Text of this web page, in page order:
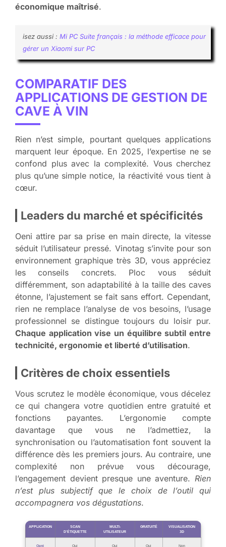
économique maîtrisé.
isez aussi : Mi PC Suite français : la méthode efficace pour
gérer un Xiaomi sur PC
COMPARATIF DES
APPLICATIONS DE GESTION DE
CAVE À VIN
Rien n’est simple, pourtant quelques applications
marquent leur époque. En 2025, l’expertise ne se
confond plus avec la complexité. Vous cherchez
plus qu’une simple notice, la réactivité vous tient à
cœur.
Leaders du marché et spécificités
Oeni attire par sa prise en main directe, la vitesse
séduit l’utilisateur pressé. Vinotag s’invite pour son
environnement graphique très 3D, vous appréciez
les conseils concrets. Ploc vous séduit
différemment, son adaptabilité à la taille des caves
étonne, l’ajustement se fait sans effort. Cependant,
rien ne remplace l’analyse de vos besoins, l’usage
professionnel se distingue toujours du loisir pur.
Chaque application vise un équilibre subtil entre
technicité, ergonomie et liberté d’utilisation.
Critères de choix essentiels
Vous scrutez le modèle économique, vous décelez
ce qui changera votre quotidien entre gratuité et
fonctions payantes. L’ergonomie compte
davantage que vous ne l’admettiez, la
synchronisation ou l’automatisation font souvent la
différence dès les premiers jours. Au contraire, une
complexité non prévue vous décourage,
l’engagement devient presque une aventure. Rien
n’est plus subjectif que le choix de l’outil qui
accompagnera vos dégustations.
APPLICATION
SCAN
D’ÉTIQUETTE
MULTI-
UTILISATEUR
GRATUITÉ
VISUALISATION
3D
Oeni Oui Oui Oui Non